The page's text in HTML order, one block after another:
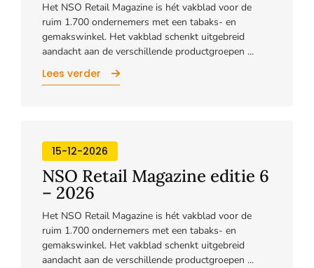
Het NSO Retail Magazine is hét vakblad voor de
ruim 1.700 ondernemers met een tabaks- en
gemakswinkel. Het vakblad schenkt uitgebreid
aandacht aan de verschillende productgroepen ...
Lees verder
15-12-2026
NSO Retail Magazine editie 6
– 2026
Het NSO Retail Magazine is hét vakblad voor de
ruim 1.700 ondernemers met een tabaks- en
gemakswinkel. Het vakblad schenkt uitgebreid
aandacht aan de verschillende productgroepen ...